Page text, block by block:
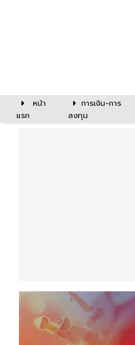
หน้า
แรก
การเงิน-การ
ลงทุน